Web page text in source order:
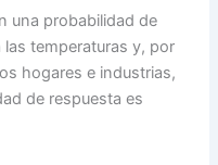
una probabilidad de
temperaturas y, por
hogares e industrias,
de respuesta es